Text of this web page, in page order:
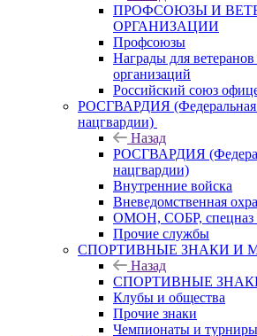
ПРОФСОЮЗЫ И
ОРГАНИЗАЦИИ
Профсоюзы
Награды для
организаций
Российский союз
РОСГВАРДИЯ (Федеральная
нацгвардии)
Назад
РОСГВАРДИЯ
нацгвардии)
Внутренние войска
Вневедомственная
ОМОН, СОБР,
Прочие службы
СПОРТИВНЫЕ ЗНАКИ И
Назад
СПОРТИВНЫЕ
Клубы и общества
Прочие знаки
Чемпионаты и турниры